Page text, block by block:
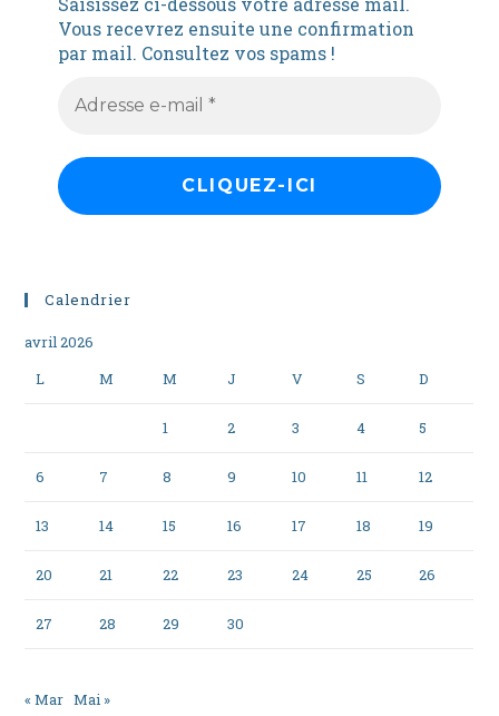
Vous recevrez ensuite une confirmation
par mail. Consultez vos spams !
Calendrier
avril 2026
L
M M J V S D
1 2 3 4 5
6 7 8 9 10 11 12
13 14 15 16 17 18 19
20 21 22 23 24 25 26
27 28 29 30
« Mar Mai »